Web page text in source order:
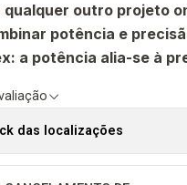
qualquer outro projeto
potência e
a potência alia-se à
das localizações